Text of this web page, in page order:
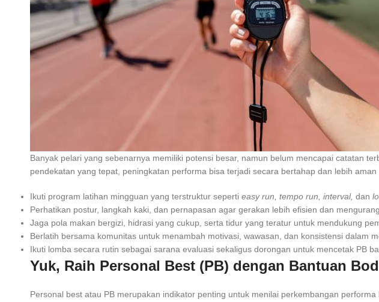
Banyak pelari yang sebenarnya memiliki potensi besar, namun belum mencapai catatan
pendekatan yang tepat, peningkatan performa bisa terjadi secara bertahap dan lebih
Ikuti program latihan mingguan yang terstruktur seperti easy run, tempo run, interval, dan
Perhatikan postur, langkah kaki, dan pernapasan agar gerakan lebih efisien dan
Jaga pola makan bergizi, hidrasi yang cukup, serta tidur yang teratur untuk mendukung
Berlatih bersama komunitas untuk menambah motivasi, wawasan, dan konsistensi dalam
Ikuti lomba secara rutin sebagai sarana evaluasi sekaligus dorongan untuk mencetak PB
Yuk, Raih Personal Best (PB) dengan Bantuan
Personal best atau PB merupakan indikator penting untuk menilai perkembangan